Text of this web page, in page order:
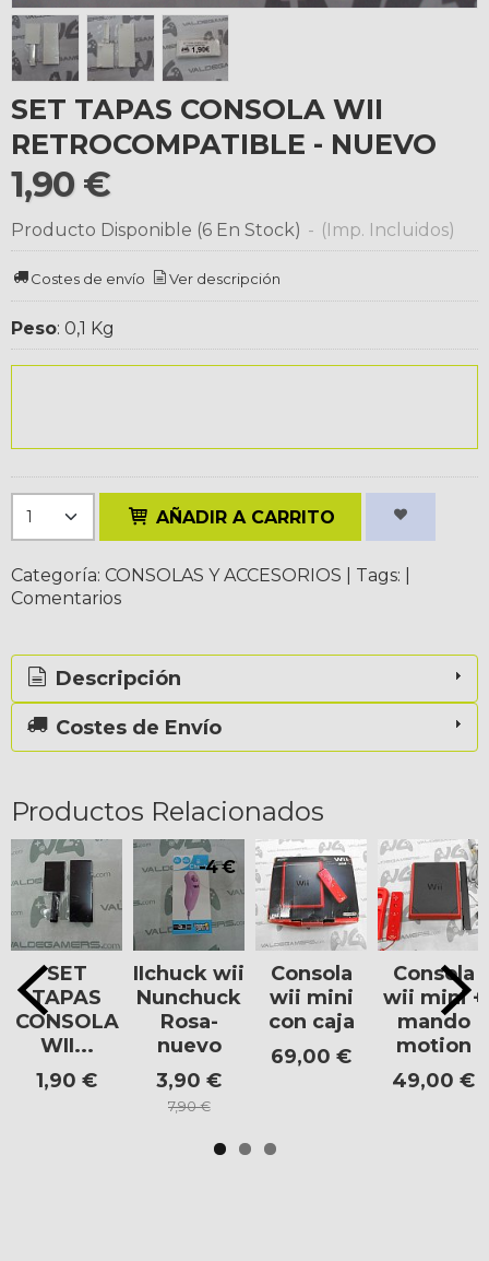
SET TAPAS CONSOLA WII
RETROCOMPATIBLE - NUEVO
1,90 €
Producto Disponible (6 En Stock) - (Imp. Incluidos)
Costes de envío Ver descripción
Peso: 0,1 Kg
AÑADIR A CARRITO
Categoría: CONSOLAS Y ACCESORIOS Tags:
Comentarios
Descripción
Costes de Envío
Productos Relacionados
SET
TAPAS
CONSOLA
WII...
1,90 €
-4 €
IIchuck wii
Nunchuck
Rosa-
nuevo
3,90 €
7,90 €
Consola
wii mini
con caja
69,00 €
Consola
wii mini +
mando
motion
49,00 €